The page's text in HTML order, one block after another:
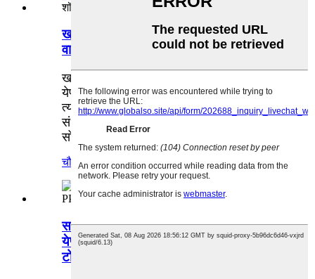
खाजगी लेबल फोल्ड करण्यायोग्य पुन्हा
वापरण्यायोग्य शॉपिंग बॅग उत्पादक
खाजगी लेबल फोल्ड करण्यायोग्य पुन्हा वापरता
येण्याजोग्या शॉपिंग बॅग्ज किरकोळ विक्रेत्यांना
त्यांच्या प्रतिस्पर्ध्यांपेक्षा वेगळे करण्याची अनोखी
संधी देतात आणि ग्राहकांना टिकाऊ आणि
सोयीस्कर उत्पादन देतात.
चौकशी तपशील
सानुकूल फोल्ड करण्यायोग्य पुन्हा वापरता
येण्याजोग्या PP लॅमिनेटेड नॉन विणलेल्या शॉपिंग
टोट बॅग